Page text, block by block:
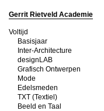
Gerrit Rietveld Academie
Voltijd
Basisjaar
Inter-Architecture
designLAB
Grafisch Ontwerpen
Mode
Edelsmeden
TXT (Textiel)
Beeld en Taal